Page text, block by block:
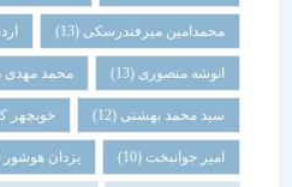
محمدامین میرفندرسکی(13) اردشیر
انوشه منصوری(13) محمد مهدی محمودی
سید محمد بهشتی(12) خوبچهر
امیر جوانبخت(10) یزدان هوشور(10)